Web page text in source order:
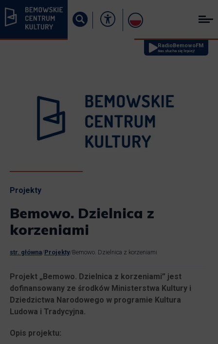
RadioBemowoFM
Nas słucha się lepiej!
Projekty
Bemowo. Dzielnica z
korzeniami
str. główna/Projekty/Bemowo. Dzielnica z korzeniami
Projekt „Bemowo. Dzielnica z korzeniami” jest
dofinansowany ze środków Ministerstwa Kultury i
Dziedzictwa Narodowego w programie Kultura
Ludowa i Tradycyjna.
Opis projektu: